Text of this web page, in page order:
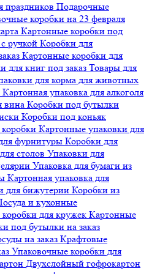
праздников Подарочные
коробки на 23 февраля
Картонные коробки под
ручкой Коробки для
Картонные коробки для
для книг под заказ Товары для
для корма для животных
Картонная упаковка для алкоголя
вина Коробки под бутылки
Коробки под коньяк
Картонные упаковки для
фурнитуры Коробки для
столов Упаковки для
Упаковка для бумаги из
Картонная упаковка для
для бижутерии Коробки из
и кухонные
для кружек Картонные
под бутылки на заказ
на заказ Крафтовые
Упаковочные коробки для
Двухслойный гофрокартон